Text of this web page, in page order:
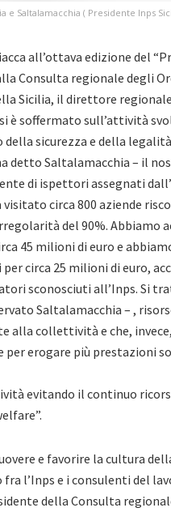
e Saltalamacchia ( Presidente Inps
all’ottava edizione del
Consulta regionale degli
Sicilia, il direttore
è soffermato sull’attività
sicurezza e della
detto Saltalamacchia – il
di ispettori assegnati
circa 800 aziende
del 90%. Abbiamo
45 milioni di euro e
circa 25 milioni di euro,
sconosciuti all’Inps. Si
Saltalamacchia – ,
alla collettività e che,
erogare più prestazioni
evitando il continuo
e favorire la cultura
l’Inps e i consulenti del
della Consulta